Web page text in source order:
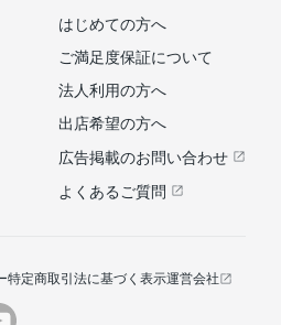
はじめての方へ
ご満足度保証について
法人利用の方へ
出店希望の方へ
広告掲載のお問い合わせ
よくあるご質問
特定商取引法に基づく表示運営会社